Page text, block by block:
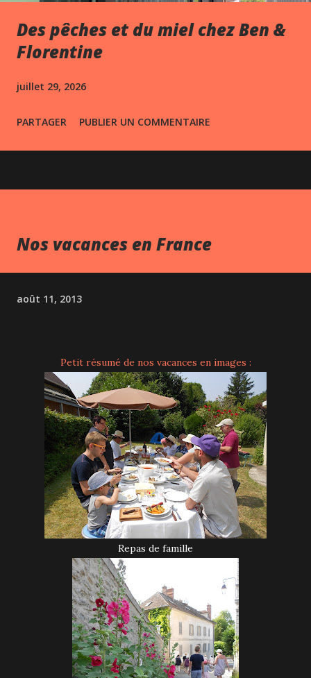
Des pêches et du miel chez Ben &
Florentine
juillet 29, 2026
PARTAGER PUBLIER UN COMMENTAIRE
Nos vacances en France
août 11, 2013
Petit résumé de nos vacances en images :
Repas de famille